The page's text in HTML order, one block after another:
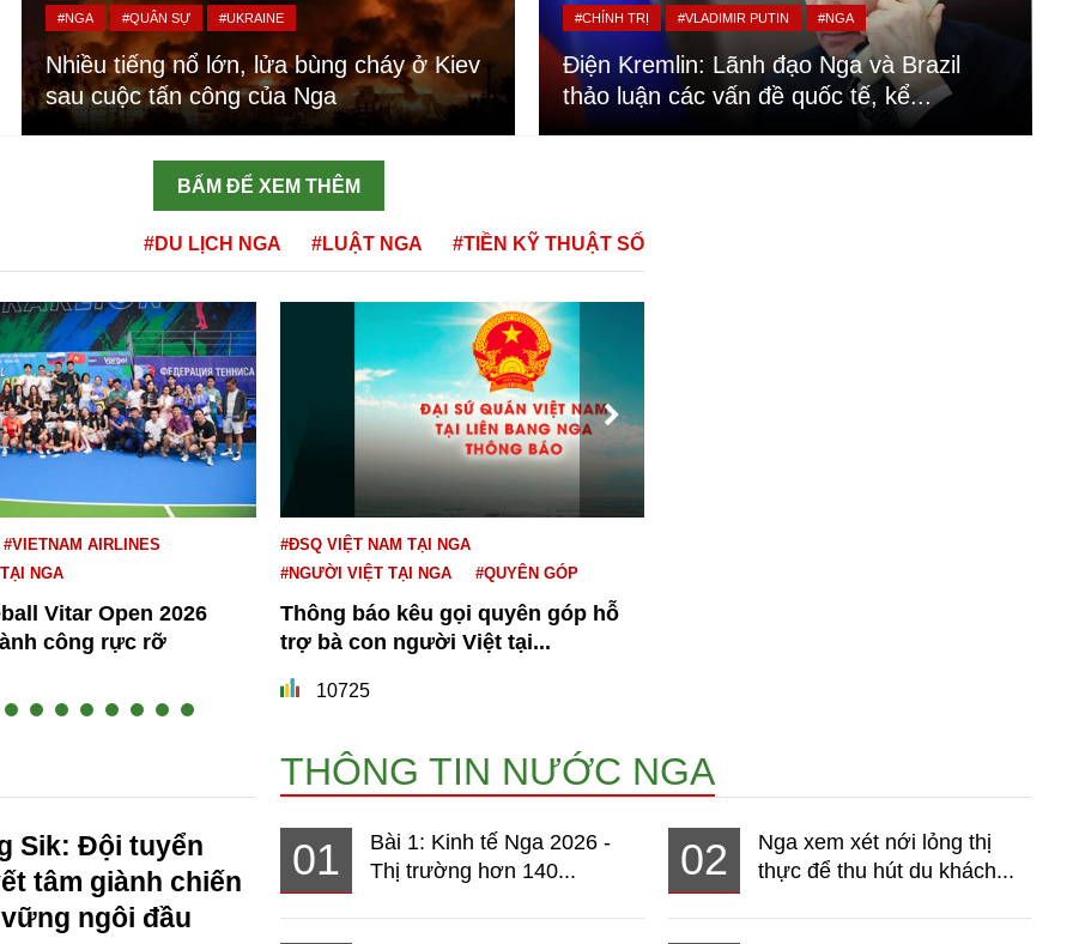
#NGA #QUÂN SỰ #UKRAINE
Nhiều tiếng nổ lớn, lửa bùng cháy ở Kiev
sau cuộc tấn công của Nga
#CHÍNH TRỊ #VLADIMIR PUTIN #NGA
Điện Kremlin: Lãnh đạo Nga và Brazil
thảo luận các vấn đề quốc tế, kể...
BẤM ĐỂ XEM THÊM
#DU LỊCH NGA #LUẬT NGA #TIỀN KỸ THUẬT SỐ
#VIETNAM AIRLINES
NGA
Vitar Open 2026
công rực rỡ
#ĐSQ VIỆT NAM TẠI NGA
#NGƯỜI VIỆT TẠI NGA
#QUYÊN GÓP
Thông báo kêu gọi quyên góp hỗ
trợ bà con người Việt tại...
10725
Sik: Đội tuyển
tâm giành chiến
ngôi đầu
THÔNG TIN NƯỚC NGA
01
Bài 1: Kinh tế Nga 2026 -
Thị trường hơn 140...
02
Nga xem xét nới lỏng thị
thực để thu hút du khách...